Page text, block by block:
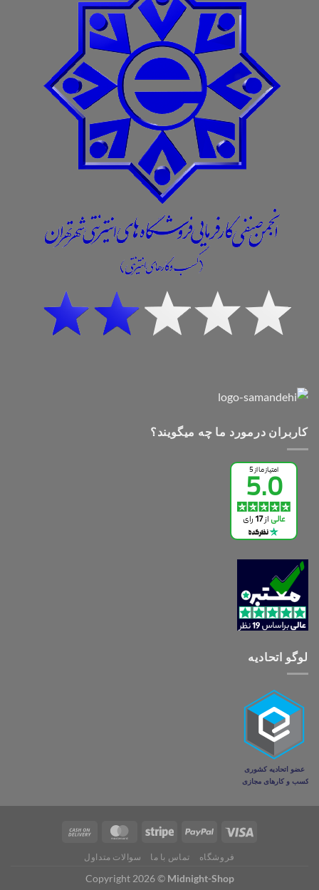
کاربران درمورد ما چه میگویند؟
لوگو اتحادیه
فروشگاه تماس با ما سوالات متداول
Copyright 2026 © Midnight-Shop